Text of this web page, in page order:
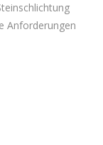
Anforderungen